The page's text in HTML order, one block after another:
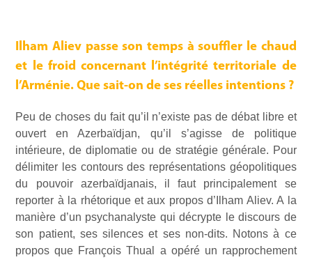
Ilham Aliev passe son temps à souffler le chaud
et le froid concernant l’intégrité territoriale de
l’Arménie. Que sait-on de ses réelles intentions ?
Peu de choses du fait qu’il n’existe pas de débat libre et
ouvert en Azerbaïdjan, qu’il s’agisse de politique
intérieure, de diplomatie ou de stratégie générale. Pour
délimiter les contours des représentations géopolitiques
du pouvoir azerbaïdjanais, il faut principalement se
reporter à la rhétorique et aux propos d’Ilham Aliev. A la
manière d’un psychanalyste qui décrypte le discours de
son patient, ses silences et ses non-dits. Notons à ce
propos que François Thual a opéré un rapprochement